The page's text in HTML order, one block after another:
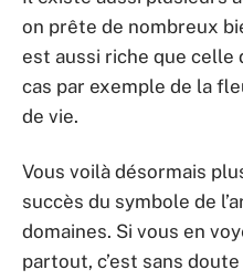
on prête de nombreux
est aussi riche que celle
cas par exemple de la
de vie.
Vous voilà désormais
succès du symbole de
domaines. Si vous en
partout, c’est sans